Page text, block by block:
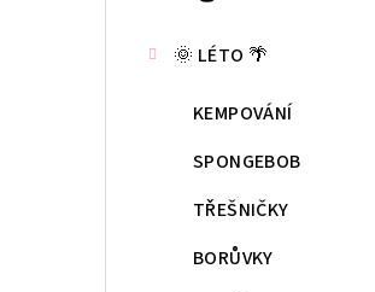
kategorie
🌞 LÉTO 🌴
KEMPOVÁNÍ
SPONGEBOB
TŘEŠNIČKY
BORŮVKY